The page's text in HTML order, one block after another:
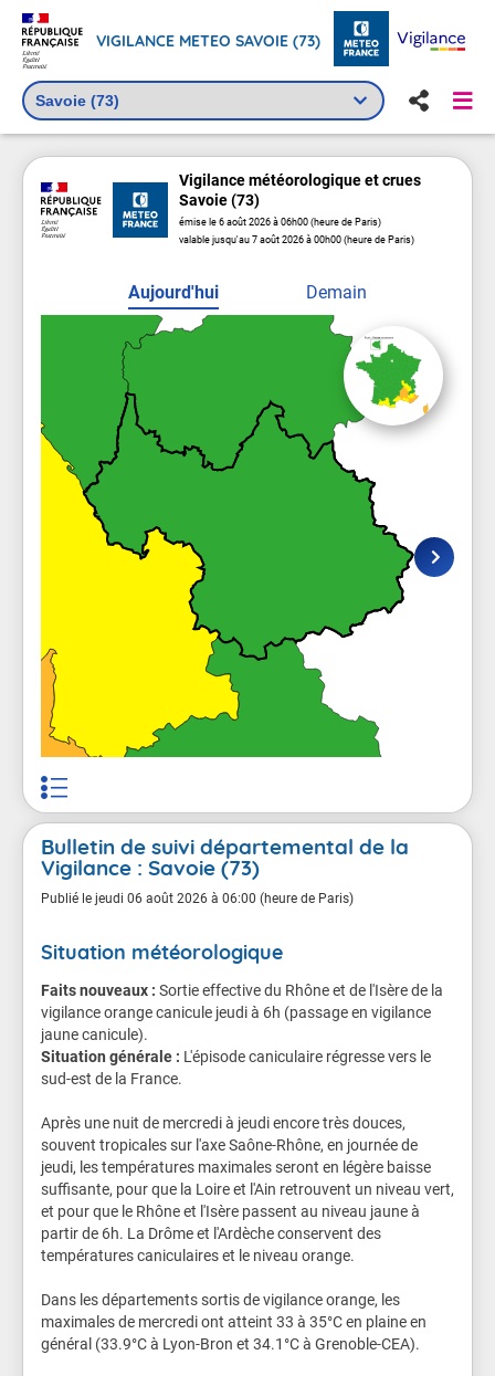
VIGILANCE METEO SAVOIE (73)
Vigilancemétéorologique et crues
Savoie (73)
émise le 6 août 2026 à 06h00 (heure de Paris)
valable jusqu'au 7 août 2026 à 00h00 (heure de Paris)
Aujourd'hui Demain
Bulletin de suivi départemental de la
Vigilance : Savoie (73)
Publié le jeudi 06 août 2026 à 06:00 (heure de Paris)
Situation météorologique
Faits nouveaux : Sortie effective du Rhône et de l'Isère de la
vigilance orange canicule jeudi à 6h (passage en vigilance
jaune canicule).
Situation générale : L'épisode caniculaire régresse vers le
sud-est de la France.
Après une nuit de mercredi à jeudi encore très douces,
souvent tropicales sur l'axe Saône-Rhône, en journée de
jeudi, les températures maximales seront en légère baisse
suffisante, pour que la Loire et l'Ain retrouvent un niveau vert,
et pour que le Rhône et l'Isère passent au niveau jaune à
partir de 6h. La Drôme et l'Ardèche conservent des
températures caniculaires et le niveau orange.
Dans les départements sortis de vigilance orange, les
maximales de mercredi ont atteint 33 à 35°C en plaine en
général (33.9°C à Lyon-Bron et 34.1°C à Grenoble-CEA).